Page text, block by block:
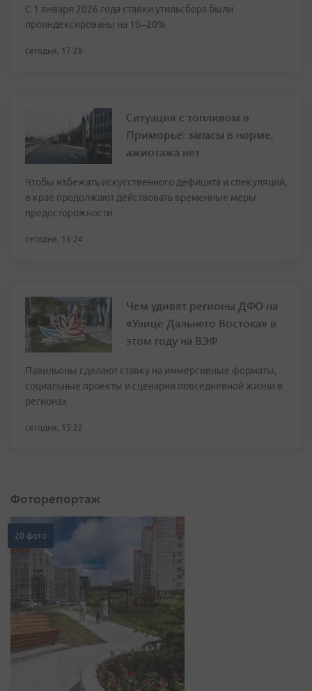
С 1 января 2026 года ставки утильсбора были
проиндексированы на 10–20%
сегодня, 17:28
Ситуация с топливом в
Приморье: запасы в норме,
ажиотажа нет
Чтобы избежать искусственного дефицита и спекуляций,
в крае продолжают действовать временные меры
предосторожности
сегодня, 16:24
Чем удивят регионы ДФО на
«Улице Дальнего Востока» в
этом году на ВЭФ
Павильоны сделают ставку на иммерсивные форматы,
социальные проекты и сценарии повседневной жизни в
регионах
сегодня, 15:22
Фоторепортаж
20 фото